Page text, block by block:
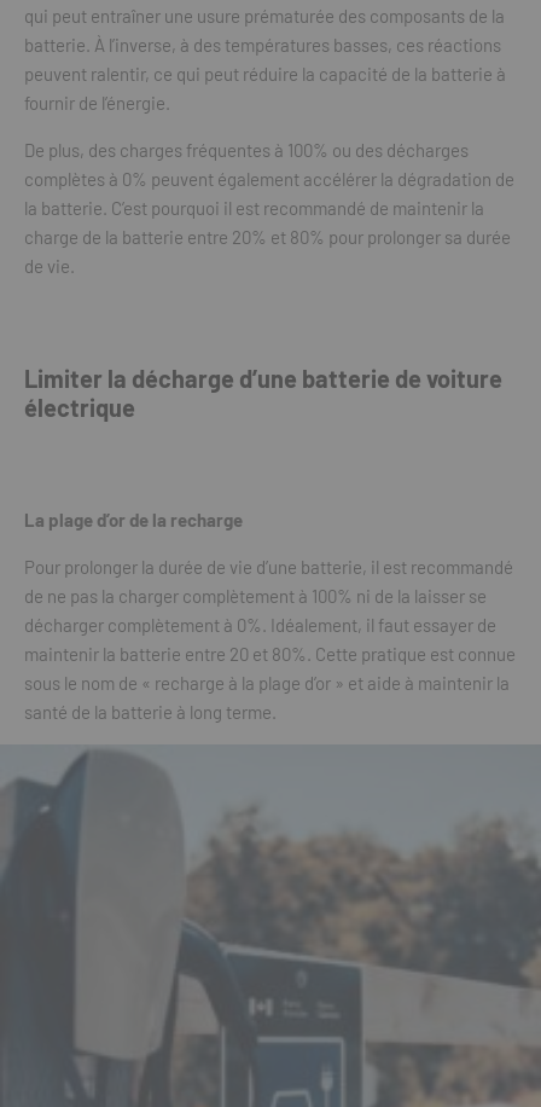
qui peut entraîner une usure prématurée des composants de la
batterie. À l’inverse, à des températures basses, ces réactions
peuvent ralentir, ce qui peut réduire la capacité de la batterie à
fournir de l’énergie.
De plus, des charges fréquentes à 100% ou des décharges
complètes à 0% peuvent également accélérer la dégradation de
la batterie. C’est pourquoi il est recommandé de maintenir la
charge de la batterie entre 20% et 80% pour prolonger sa durée
de vie.
Limiter la décharge d’une batterie de voiture
électrique
La plage d’or de la recharge
Pour prolonger la durée de vie d’une batterie, il est recommandé
de ne pas la charger complètement à 100% ni de la laisser se
décharger complètement à 0%. Idéalement, il faut essayer de
maintenir la batterie entre 20 et 80%. Cette pratique est connue
sous le nom de « recharge à la plage d’or » et aide à maintenir la
santé de la batterie à long terme.